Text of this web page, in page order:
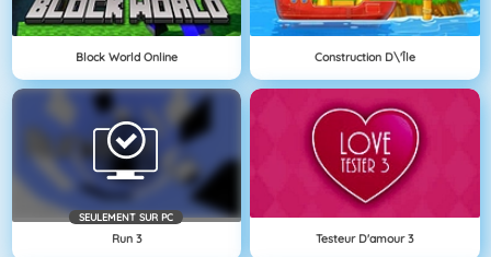
Block World Online Construction D\'île
SEULEMENT SUR PC
Run 3 Testeur D'amour 3